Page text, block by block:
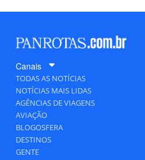
Canais
TODAS AS NOTÍCIAS
NOTÍCIAS MAIS LIDAS
AGÊNCIAS DE VIAGENS
AVIAÇÃO
BLOGOSFERA
DESTINOS
GENTE